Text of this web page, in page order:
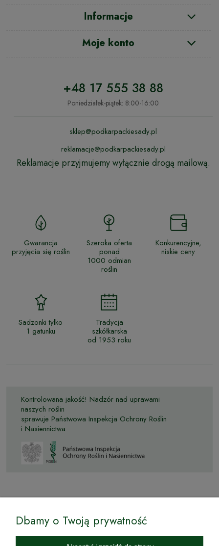
Informacje
Moje konto
+48 17 555 38 88
Poniedziałek-piątek: 8:00-16:00
sklep@podkarpackiesady.pl
reklamacje@podkarpackiesady.pl
Reklamacje przyjmujemy wyłącznie drogą mailową.
Gwarancja
przyjęcia się roślin
Szeroka oferta
ponad
1000 odmian
roślin
Konkurencyjne,
niskie ceny
Sadzonki tylko
1 gatunku
Tradycja
szkółkarska
od 1953 roku
Kontrolowana jakość! Nadzór nad uprawami
naszych roślin
sprawuje Państwowa Inspekcja Ochrony Roślin
i Nasiennictwa
Internetowy Sklep Ogrodniczy Podkarpackie Sady to inicjatywa
Dbamy o Twoją prywatność